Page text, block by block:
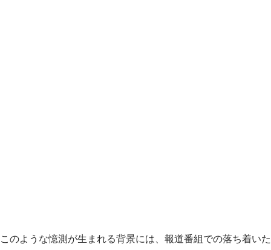
このような憶測が生まれる背景には、報道番組での落ち着いた